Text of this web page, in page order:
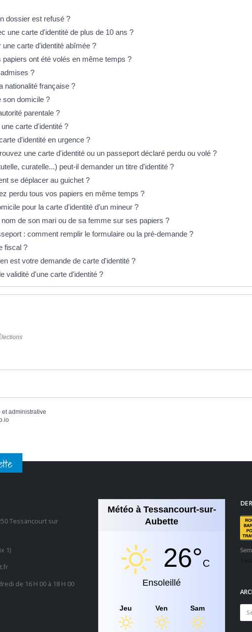
dossier est refusé ?
une carte d'identité de plus de 10 ans ?
carte d'identité abîmée ?
ont été volés en même temps ?
?
nationalité française ?
son domicile ?
parentale ?
carte d'identité ?
d'identité en urgence ?
une carte d'identité ou un passeport déclaré perdu ou volé ?
curatelle...) peut-il demander un titre d'identité ?
se déplacer au guichet ?
perdu tous vos papiers en même temps ?
pour la carte d'identité d'un mineur ?
de son mari ou de sa femme sur ses papiers ?
: comment remplir le formulaire ou la pré-demande ?
fiscal ?
est votre demande de carte d'identité ?
validité d'une carte d'identité ?
administrative
Tessancourt sur
1)
de 16 H 00 à 18 H 00
Météo à Tessancourt-sur-
Aubette
26°C
Ensoleillé
Jeu Ven Sam
des